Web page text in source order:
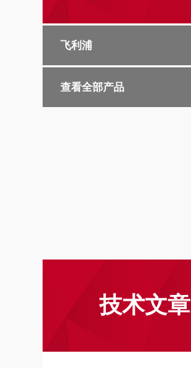
飞利浦
查看全部产品
技术文章